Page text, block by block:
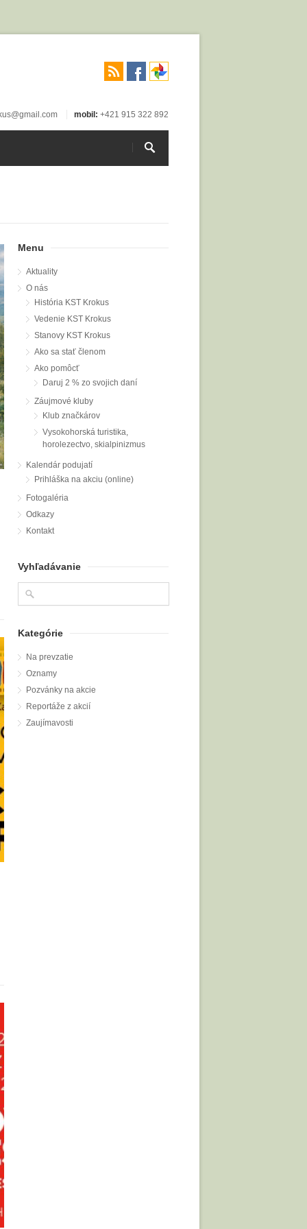
mobil: +421 915 322 892
Menu
Aktuality
O nás
História KST Krokus
Vedenie KST Krokus
Stanovy KST Krokus
Ako sa stať členom
Ako pomôcť
Daruj 2 % zo svojich daní
Záujmové kluby
Klub značkárov
Vysokohorská turistika,
horolezectvo, skialpinizmus
Kalendár podujatí
Prihláška na akciu (online)
Fotogaléria
Odkazy
Kontakt
Vyhľadávanie
Kategórie
Na prevzatie
Oznamy
Pozvánky na akcie
Reportáže z akcií
Zaujímavosti